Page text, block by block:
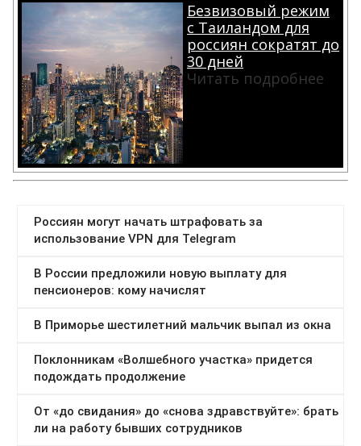
Безвизовый режим
с Таиландом для
россиян сократят до
30 дней
Читать подробнее